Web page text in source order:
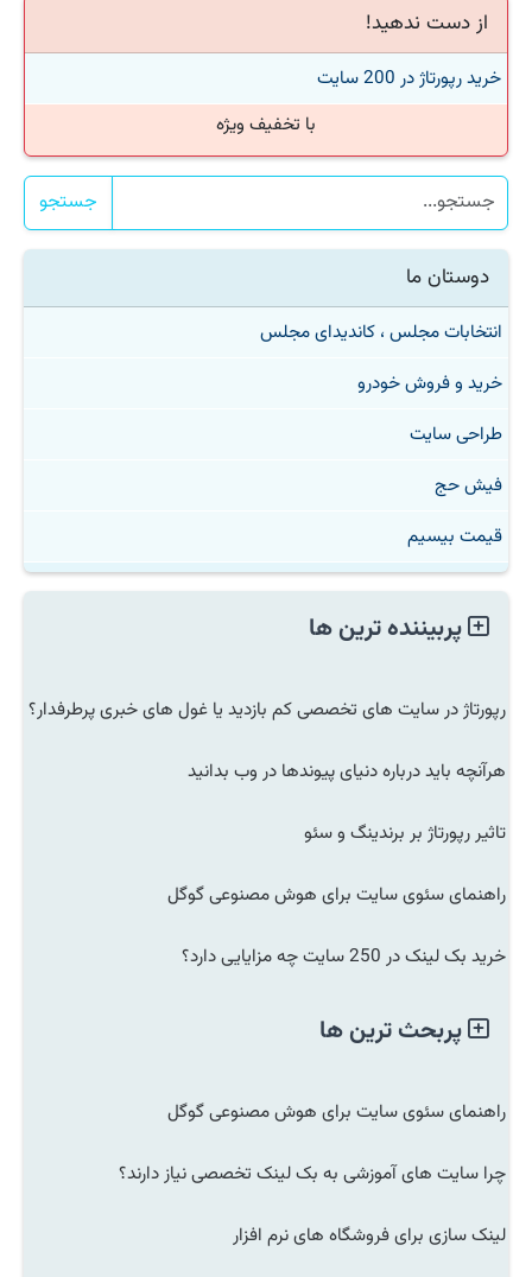
از دست ندهید!
خرید رپورتاژ در 200 سایت
با تخفیف ویژه
جستجو
دوستان ما
انتخابات مجلس ، کاندیدای مجلس
خرید و فروش خودرو
طراحی سایت
فیش حج
قیمت بیسیم
پربیننده ترین ها
رپورتاژ در سایت های تخصصی کم بازدید یا غول های خبری پرطرفدار؟
هرآنچه باید درباره دنیای پیوندها در وب بدانید
تاثیر رپورتاژ بر برندینگ و سئو
راهنمای سئوی سایت برای هوش مصنوعی گوگل
خرید بک لینک در 250 سایت چه مزایایی دارد؟
پربحث ترین ها
راهنمای سئوی سایت برای هوش مصنوعی گوگل
چرا سایت های آموزشی به بک لینک تخصصی نیاز دارند؟
لینک سازی برای فروشگاه های نرم افزار